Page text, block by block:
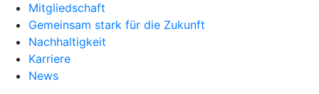
Mitgliedschaft
Gemeinsam stark für die Zukunft
Nachhaltigkeit
Karriere
News